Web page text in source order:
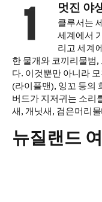
멋진 야
클루서는
세계에서
리고 세계
한 물개와 코끼리물범,
다. 이것뿐만 아니라
(라이플맨), 잉꼬 등의
버드가 지저귀는 소리
새, 개닛새, 검은머리
뉴질랜드